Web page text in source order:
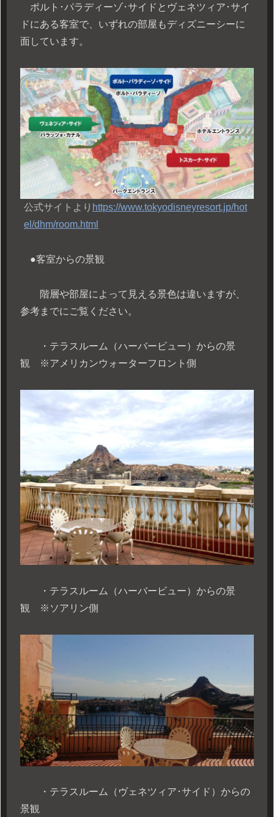
ポルト･パラディーゾ･サイドとヴェネツィア･サイ
ドにある客室で、いずれの部屋もディズニーシーに
面しています。
公式サイトより https://www.tokyodisneyresort.jp/hot
el/dhm/room.html
●客室からの景観
階層や部屋によって見える景色は違いますが、
参考までにご覧ください。
・テラスルーム（ハーバービュー）からの景
観 ※アメリカンウォーターフロント側
・テラスルーム（ハーバービュー）からの景
観 ※ソアリン側
・テラスルーム（ヴェネツィア･サイド）からの
景観